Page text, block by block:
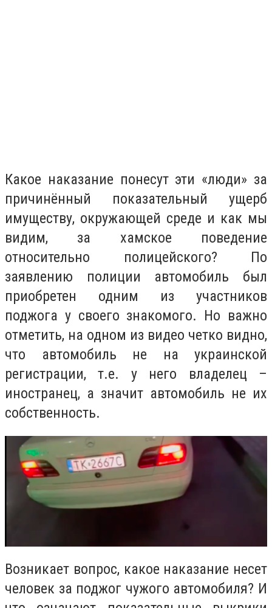
Какое наказание понесут эти «люди» за
причинённый показательный ущерб
имуществу, окружающей среде и как мы
видим, за хамское поведение
относительно полицейского? По
заявлению полиции автомобиль был
приобретен одним из участников
поджога у своего знакомого. Но важно
отметить, на одном из видео четко видно,
что автомобиль не на украинской
регистрации, т.е. у него владелец –
иностранец, а значит автомобиль не их
собственность.
Возникает вопрос, какое наказание несет
человек за поджог чужого автомобиля? И